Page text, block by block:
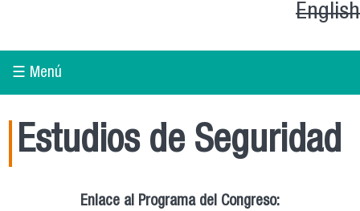
English
☰ Menú
Estudios de Seguridad
Enlace al Programa del Congreso: